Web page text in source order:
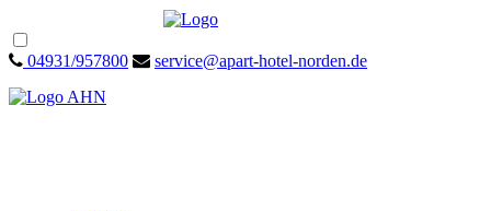
04931/957800 service@apart-hotel-norden.de